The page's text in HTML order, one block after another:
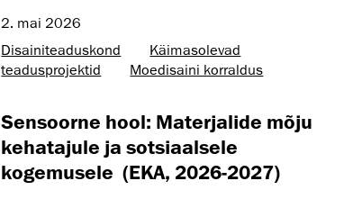
2. mai 2026
Disaini­­teaduskond
Käimasolevad
teadusprojektid
Moedisaini korraldus
Sensoorne hool: Materjalide mõju
kehatajule ja sotsiaalsele
kogemusele (EKA, 2026-2027)